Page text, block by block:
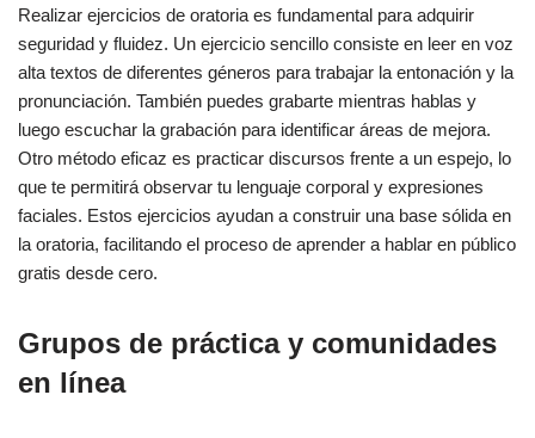
Realizar ejercicios de oratoria es fundamental para adquirir
seguridad y fluidez. Un ejercicio sencillo consiste en leer en voz
alta textos de diferentes géneros para trabajar la entonación y la
pronunciación. También puedes grabarte mientras hablas y
luego escuchar la grabación para identificar áreas de mejora.
Otro método eficaz es practicar discursos frente a un espejo, lo
que te permitirá observar tu lenguaje corporal y expresiones
faciales. Estos ejercicios ayudan a construir una base sólida en
la oratoria, facilitando el proceso de aprender a hablar en público
gratis desde cero.
Grupos de práctica y comunidades
en línea